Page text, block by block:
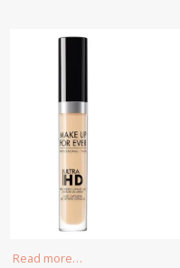
Read more…